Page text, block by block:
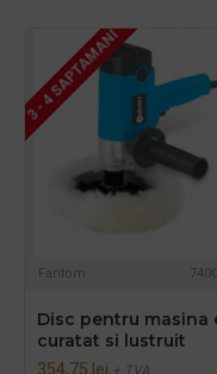
3 - 4 SAPTAMANI
Fantom
Disc pentru masina
curatat si lustruit
354,75 lei